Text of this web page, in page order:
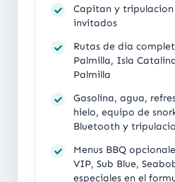
Capitan y
invitados
Rutas de dia
Palmilla, Isla
Palmilla
Gasolina, agua,
hielo, equipo de
Bluetooth y
Menus BBQ
VIP, Sub Blue,
especiales en el